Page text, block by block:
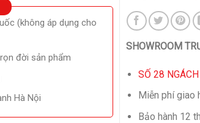
(không áp dụng cho
đời sản phẩm
Hà Nội
SHOWROOM
SỐ 28
Miễn phí giao
Bảo hành 12